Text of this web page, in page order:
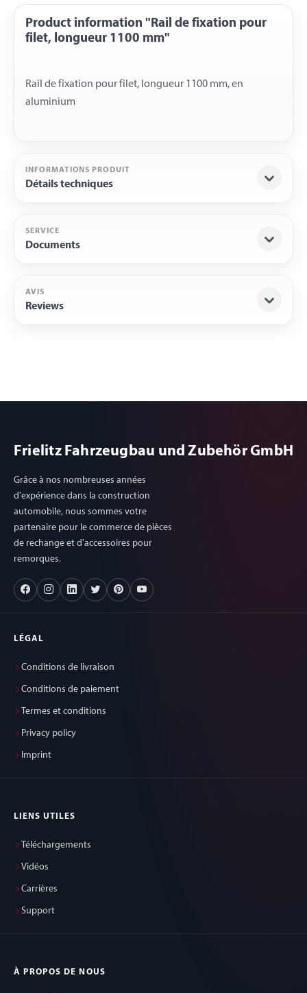
Product information "Rail de fixation pour
filet, longueur 1100 mm"
Rail de fixation pour filet, longueur 1100 mm, en
INFORMATIONS PRODUIT
Détails techniques
SERVICE
Documents
AVIS
Reviews
Frielitz Fahrzeugbau und Zubehör GmbH
Grâce à nos nombreuses années
d'expérience dans la construction
automobile, nous sommes votre
partenaire pour le commerce de pièces
de rechange et d'accessoires pour
remorques.
LÉGAL
Conditions de livraison
Conditions de paiement
Termes et conditions
Privacy policy
Imprint
LIENS UTILES
Téléchargements
Vidéos
Carrières
Support
À PROPOS DE NOUS